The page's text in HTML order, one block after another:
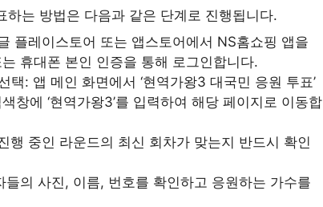
하는 방법은 다음과 같은 단계로 진행됩니다.
플레이스토어 또는 앱스토어에서 NS홈쇼핑 앱을
휴대폰 본인 인증을 통해 로그인합니다.
택: 앱 메인 화면에서 ‘현역가왕3 대국민 응원 투표’
창에 ‘현역가왕3’를 입력하여 해당 페이지로 이동합
행 중인 라운드의 최신 회차가 맞는지 반드시 확인
들의 사진, 이름, 번호를 확인하고 응원하는 가수를